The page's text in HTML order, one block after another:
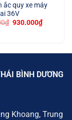
ắc quy xe máy
36V
₫ Giá
930.000₫Giá
hiện
BÌNH DƯƠNG
Khoang, Trung